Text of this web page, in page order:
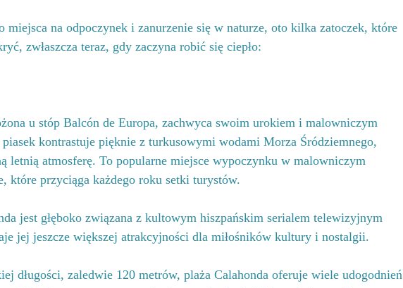
miejsca na odpoczynek i zanurzenie się w naturze, oto kilka zatoczek, które
zwłaszcza teraz, gdy zaczyna robić się ciepło:
u stóp Balcón de Europa, zachwyca swoim urokiem i malowniczym
kontrastuje pięknie z turkusowymi wodami Morza Śródziemnego,
letnią atmosferę. To popularne miejsce wypoczynku w malowniczym
które przyciąga każdego roku setki turystów.
jest głęboko związana z kultowym hiszpańskim serialem telewizyjnym
jej jeszcze większej atrakcyjności dla miłośników kultury i nostalgii.
długości, zaledwie 120 metrów, plaża Calahonda oferuje wiele udogodnień